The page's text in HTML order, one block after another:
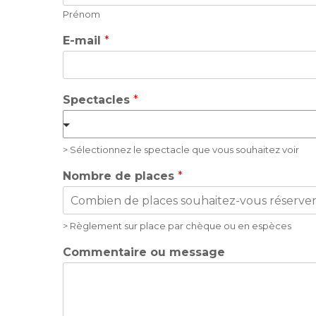
Prénom
E-mail *
Spectacles *
> Sélectionnez le spectacle que vous souhaitez voir
Nombre de places *
> Règlement sur place par chèque ou en espèces
Commentaire ou message